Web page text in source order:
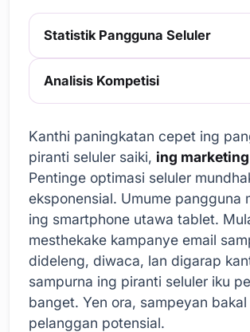
Statistik Pangguna Seluler
Analisis Kompetisi
Kanthi paningkatan cepet ing
piranti seluler saiki, ing
Pentinge optimasi seluler
eksponensial. Umume pangguna
ing smartphone utawa tablet.
mesthekake kampanye email
dideleng, diwaca, lan digarap
sampurna ing piranti seluler iku
banget. Yen ora, sampeyan
pelanggan potensial.